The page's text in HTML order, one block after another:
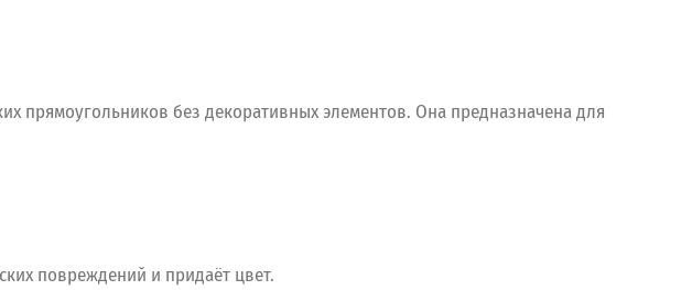
прямоугольников без декоративных элементов. Она предназначена для
повреждений и придаёт цвет.